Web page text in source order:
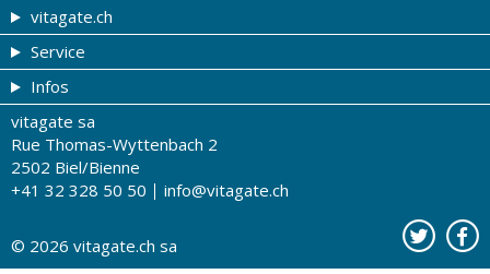
vitagate.ch
Forme et beauté
Thèmes de A à Z
Thérapies
La santé sur les ondes
Tests de santé
Service
Coupons
Tribune du droguiste
Recherche de drogueries
Drogueries partenaires
Contact
Infos
Impressum
Conditions d'utilisation
A notre sujet
Publicité sur vitagate.ch
vitagate sa
Rue Thomas-Wyttenbach 2
2502 Biel/Bienne
+41 32 328 50 50
info@vitagate.ch
© 2026 vitagate.ch sa